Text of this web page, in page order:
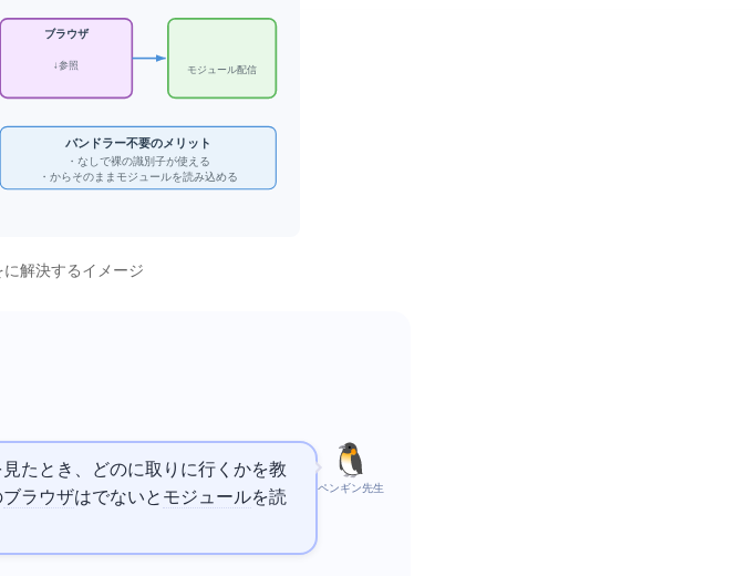
ブラウザ
↓ Import Maps参照 モジュール配信
バンドラー不要のメリット
・webpack/Viteなしで裸の識別子が使える
・CDNからそのままESモジュールを読み込める
をURLに解決するイメージ
ペンギン先生
見たとき、どのに取りに行くかを教
ブラウザはでないと モジュールを読